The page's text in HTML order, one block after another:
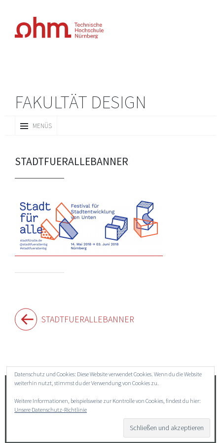
FAKULTÄT DESIGN
MENÜS
INHALT
STADTFUERALLEBANNER
Beitragsnavigation
STADTFUERALLEBANNER
Suchen
nach:
Datenschutz und Cookies: Diese Website verwendet Cookies. Wenn du die Website
weiterhin nutzt, stimmst du der Verwendung von Cookies zu.
Weitere Informationen, beispielsweise zur Kontrolle von Cookies, findest du hier:
Unsere Datenschutz-Richtlinie